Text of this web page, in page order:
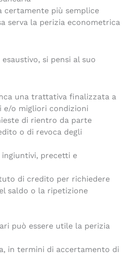
certamente più semplice
serva la perizia econometrica
si pensi al suo
una trattativa finalizzata a
e/o migliori condizioni
di rientro da parte
o di revoca degli
precetti e
di credito per richiedere
saldo o la ripetizione
può essere utile la perizia
in termini di accertamento di